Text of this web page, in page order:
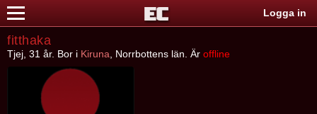
Logga in
fitthaka
Tjej, 31 år. Bor i Kiruna , Norrbottens län. Är offline